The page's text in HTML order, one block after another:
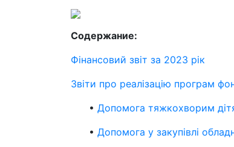
Содержание:
Фінансовий звіт за 2023 рік
Звіти про реалізацію програм
• Допомога тяжкохворим
• Допомога у закупівлі